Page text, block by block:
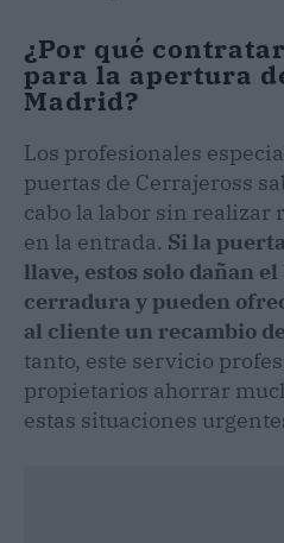
¿Por qué
para la apertura
Madrid?
Los profesionales
puertas de Cerrajeross
cabo la labor sin realizar
en la entrada. Si la
llave, estos solo dañan
cerradura y pueden
al cliente un recambio
tanto, este servicio
propietarios ahorrar
estas situaciones